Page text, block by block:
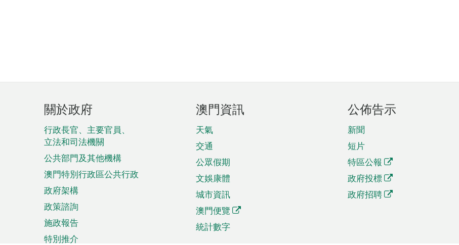
頁
腳
菜
單
關於政府
行政長官、主要官員、
立法和司法機關
公共部門及其他機構
澳門特別行政區公共行政
政府架構
政策諮詢
施政報告
特別推介
澳門資訊
天氣
交通
公眾假期
文娛康體
城市資訊
澳門便覽
統計數字
公佈告示
新聞
短片
特區公報
政府投標
政府招聘